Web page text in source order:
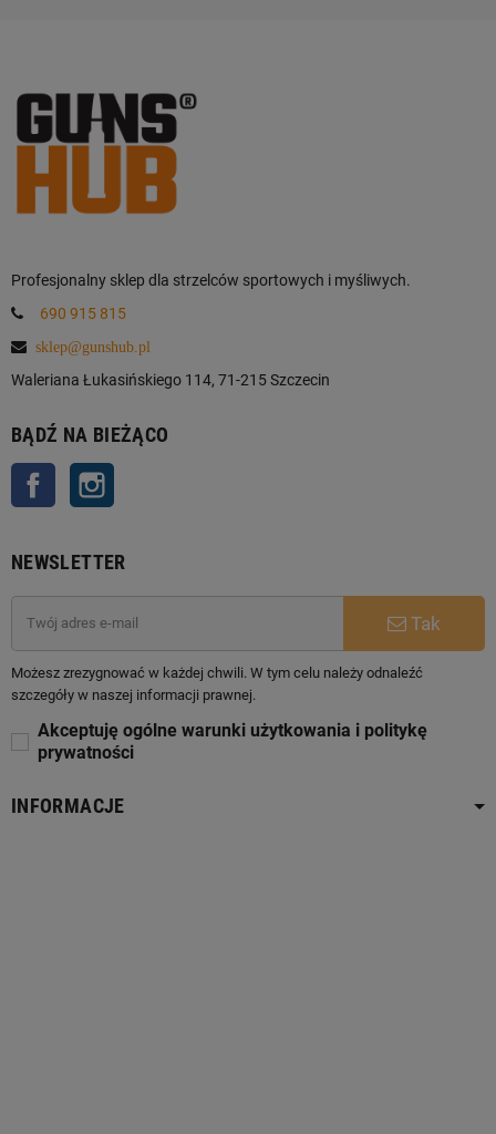
Profesjonalny sklep dla strzelców sportowych i myśliwych.
690 915 815
sklep@gunshub.pl
Waleriana Łukasińskiego 114, 71-215 Szczecin
BĄDŹ NA BIEŻĄCO
Facebook
NEWSLETTER
Tak
Możesz zrezygnować w każdej chwili. W tym celu należy odnaleźć
szczegóły w naszej informacji prawnej.
Akceptuję ogólne warunki użytkowania i politykę
prywatności
INFORMACJE